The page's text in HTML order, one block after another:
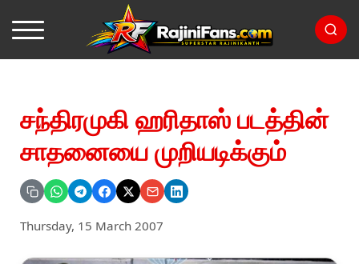
சந்திரமுகி ஹரிதாஸ் படத்தின்
சாதனையை முறியடிக்கும்
Thursday, 15 March 2007